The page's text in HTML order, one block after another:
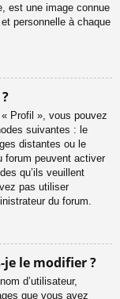
est une image connue
personnelle à chaque
Profil », vous pouvez
suivantes : le
distantes ou le
forum peuvent activer
qu’ils veuillent
pas utiliser
du forum.
le modifier ?
d’utilisateur,
que vous avez